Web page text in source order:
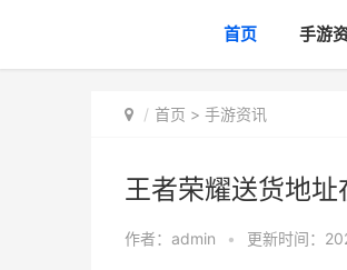
首页 手游
首页 > 手游资讯
王者荣耀送货地
作者： admin • 更新时间：